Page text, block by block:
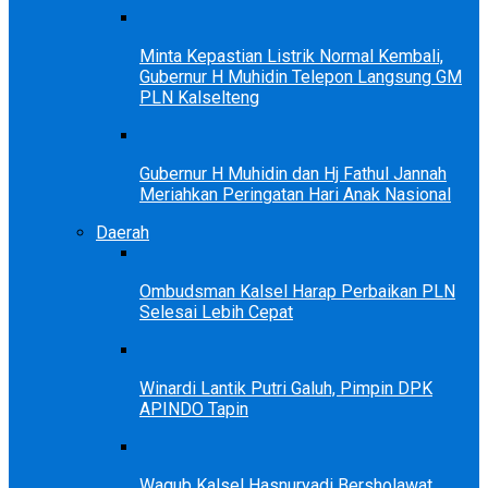
Minta Kepastian Listrik Normal Kembali,
Gubernur H Muhidin Telepon Langsung GM
PLN Kalselteng
Gubernur H Muhidin dan Hj Fathul Jannah
Meriahkan Peringatan Hari Anak Nasional
Daerah
Ombudsman Kalsel Harap Perbaikan PLN
Selesai Lebih Cepat
Winardi Lantik Putri Galuh, Pimpin DPK
APINDO Tapin